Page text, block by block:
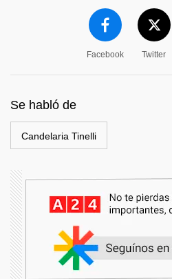
Facebook Twitter
Se habló de
Candelaria Tinelli